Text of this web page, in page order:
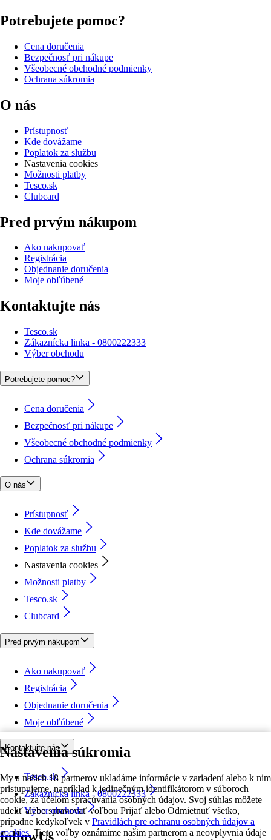
Nastavenia súkromia
My a našich 18 partnerov ukladáme informácie v zariadení alebo k nim
pristupujeme, napríklad k jedinečným identifikátorom v súboroch
cookie, za účelom spracúvania osobných údajov. Svoj súhlas môžete
udeliť alebo spravovať voľbou Prijať alebo Odmietnuť všetko,
prípadne kedykoľvek v Pravidlách pre ochranu osobných údajov a
cookies. Tieto voľby oznámime našim partnerom a neovplyvnia údaje
Potrebujete pomoc?
Cena doručenia
Bezpečnosť pri nákupe
Všeobecné obchodné podmienky
Ochrana súkromia
O nás
Prístupnosť
Kde dovážame
Poplatok za službu
Nastavenia cookies
Možnosti platby
Tesco.sk
Clubcard
Pred prvým nákupom
Ako nakupovať
Registrácia
Objednanie doručenia
Moje obľúbené
Kontaktujte nás
Tesco.sk
Zákaznícka linka - 0800222333
Výber obchodu
Potrebujete pomoc?
Cena doručenia
Bezpečnosť pri nákupe
Všeobecné obchodné podmienky
Ochrana súkromia
O nás
Prístupnosť
Kde dovážame
Poplatok za službu
Nastavenia cookies
Možnosti platby
Tesco.sk
Clubcard
Pred prvým nákupom
Ako nakupovať
Registrácia
Objednanie doručenia
Moje obľúbené
Kontaktujte nás
Tesco.sk
Zákaznícka linka - 0800222333
Výber obchodu
followUs